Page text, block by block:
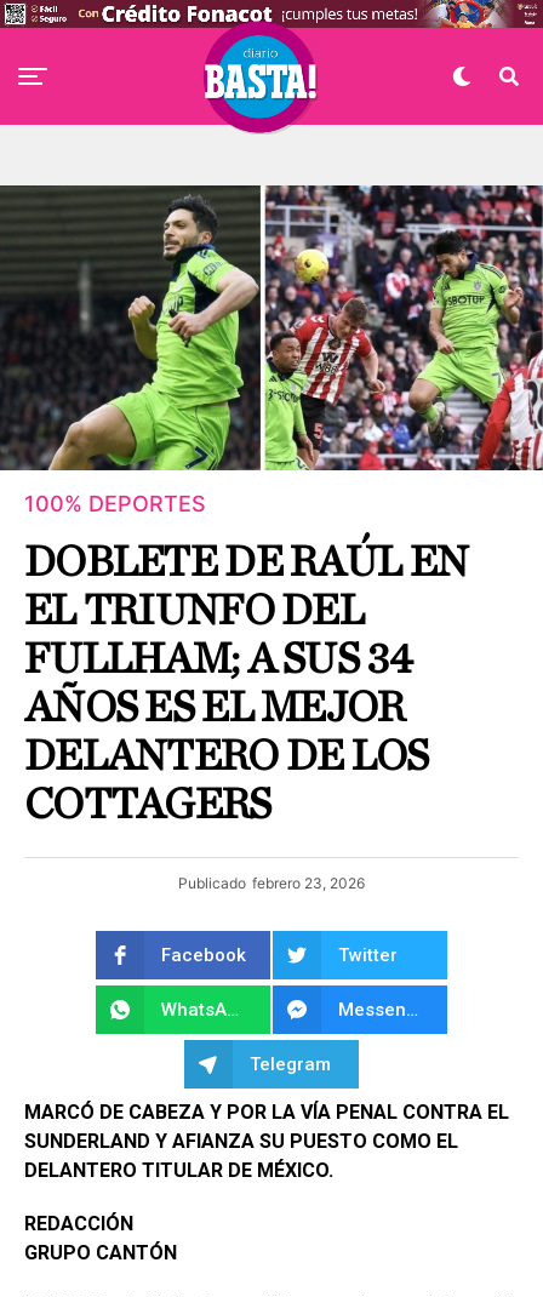
100% DEPORTES
DOBLETE DE RAÚL EN
EL TRIUNFO DEL
FULLHAM; A SUS 34
AÑOS ES EL MEJOR
DELANTERO DE LOS
COTTAGERS
Publicado febrero 23, 2026
Facebook Twitter
WhatsApp Messenger
Telegram
MARCÓ DE CABEZA Y POR LA VÍA PENAL CONTRA EL
SUNDERLAND Y AFIANZA SU PUESTO COMO EL
DELANTERO TITULAR DE MÉXICO.
REDACCIÓN
GRUPO CANTÓN